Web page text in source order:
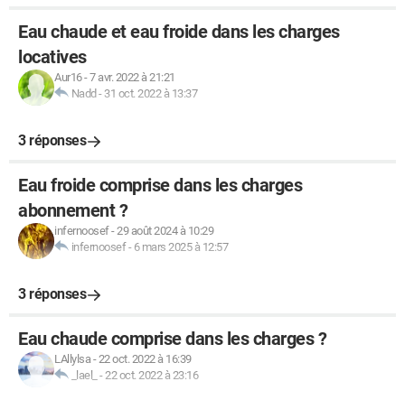
Eau chaude et eau froide dans les charges
locatives
Aur16-7 avr. 2022 à 21:21
Nadd - 31 oct. 2022 à 13:37
3 réponses
Eau froide comprise dans les charges
abonnement ?
infernoosef-29 août 2024 à 10:29
infernoosef- 6 mars 2025 à 12:57
3 réponses
Eau chaude comprise dans les charges ?
LAllylsa -22 oct. 2022 à 16:39
_lael_ -22 oct. 2022 à 23:16